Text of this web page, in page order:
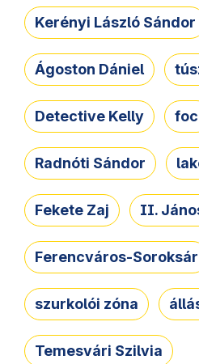
Kerényi László Sándor
Ágoston Dániel
Detective Kelly
Radnóti Sándor
Fekete Zaj II.
Ferencváros-Soroksár
szurkolói zóna
Temesvári Szilvia